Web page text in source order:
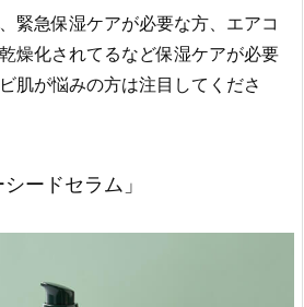
緊急保湿ケアが必要な方、エアコ
燥化されてるなど保湿ケアが必要
肌が悩みの方は注目してくださ
ードセラム」